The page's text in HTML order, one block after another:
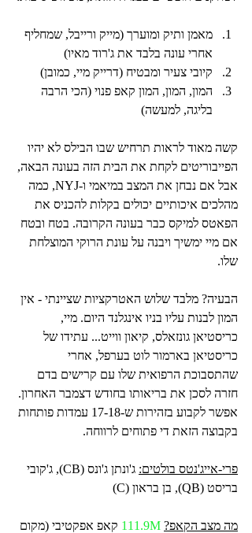
מאמן ותיק ומוערך (מייק ורייבל, שמחליף
אחרי עונה בלבד את ג'רוד מאיו)
קיובי צעיר ומבטיח (דרייק מיי, כמובן)
המון, המון, המון קאפ פנוי (הכי הרבה
בליגה, למעשה)
קשה מאוד לראות תרחיש שבו הבילס לא יהיו
הפייבוריטים לקחת את הבית הזה בעונה הבאה,
אבל אם נבחן את המצב במיאמי ו-NYJ, כמה
מהלכים איכותיים יכולים בקלות להכניס את
הפאטס למיקס כבר בעונה הקרובה. בטח ובטח
אם מיי ימשיך ויבנה על עונת הרוקי המוצלחת
שלו.
הבעיה? מלבד שלוש האטרקציות שציינתי - אין
המון לבנות עליו בניו אינגלנד היום. מיי,
כריסטיאן גונזאלס, קיאון ווייט... עתידו של
כריסטיאן בארמור לוט בערפל, אחרי
שהתסבוכת הרפואית שלו עם קרישים בדם
חזרה לסכן את בריאותו בחודש דצמבר האחרון.
אפשר לקבוע בזהירות ש-17-18 עמדות פותחות
בקבוצה הזאת די פתוחים לרווחה.
פרי-אייג'נטס בולטים:
ג'ונתן ג'ונס (CB), ג'קובי
בריסט (QB), בן בראון (C)
מה מצב הקאפ? 111.9M קאפ אפקטיבי (מקום